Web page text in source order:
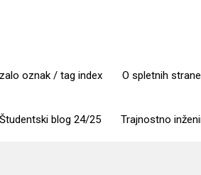
oznak / tag index O spletnih
Študentski blog 24/25 Trajnostno